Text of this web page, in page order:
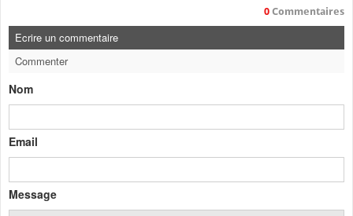
0 Commentaires
Ecrire un commentaire
Commenter
Nom
Email
Message